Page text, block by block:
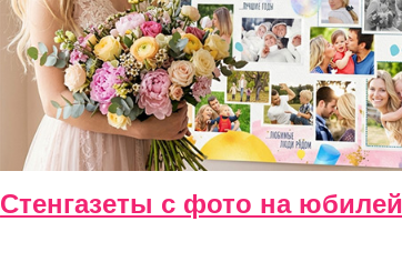
Стенгазеты с фото на юбилей